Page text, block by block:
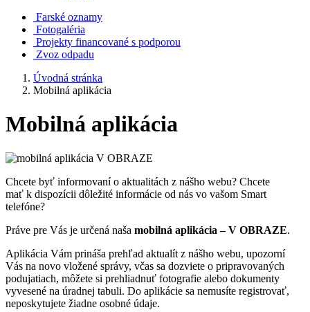
Farské oznamy
Fotogaléria
Projekty financované s podporou
Zvoz odpadu
Úvodná stránka
Mobilná aplikácia
Mobilná aplikácia
Chcete byť informovaní o aktualitách z nášho webu? Chcete
mať k dispozícii dôležité informácie od nás vo vašom Smart
telefóne?
Práve pre Vás je určená naša mobilná aplikácia – V OBRAZE.
Aplikácia Vám prináša prehľad aktualít z nášho webu, upozorní
Vás na novo vložené správy, včas sa dozviete o pripravovaných
podujatiach, môžete si prehliadnuť fotografie alebo dokumenty
vyvesené na úradnej tabuli. Do aplikácie sa nemusíte registrovať,
neposkytujete žiadne osobné údaje.